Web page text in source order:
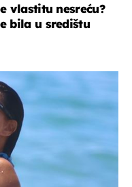
vlastitu nesreću?
bila u središtu